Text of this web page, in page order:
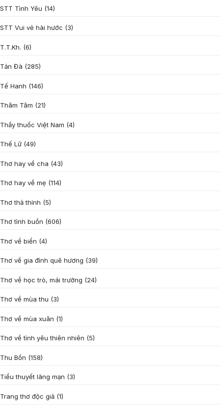
STT Tình Yêu (14)
STT Vui vẻ hài hước (3)
T.T.Kh. (6)
Tản Đà (285)
Tế Hanh (146)
Thâm Tâm (21)
Thầy thuốc Việt Nam (4)
Thế Lữ (49)
Thơ hay về cha (43)
Thơ hay về mẹ (114)
Thơ thả thính (5)
Thơ tình buồn (606)
Thơ về biển (4)
Thơ về gia đình quê hương (39)
Thơ về học trò, mái trường (24)
Thơ về mùa thu (3)
Thơ về mùa xuân (1)
Thơ về tình yêu thiên nhiên (5)
Thu Bồn (158)
Tiểu thuyết lãng mạn (3)
Trang thơ độc giả (1)